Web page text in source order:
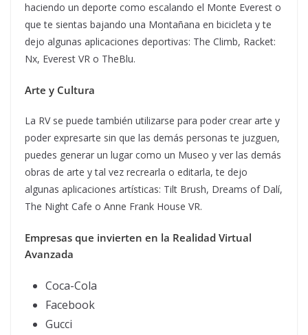
haciendo un deporte como escalando el Monte Everest o
que te sientas bajando una Montañana en bicicleta y te
dejo algunas aplicaciones deportivas: The Climb, Racket:
Nx, Everest VR o TheBlu.
Arte y Cultura
La RV se puede también utilizarse para poder crear arte y
poder expresarte sin que las demás personas te juzguen,
puedes generar un lugar como un Museo y ver las demás
obras de arte y tal vez recrearla o editarla, te dejo
algunas aplicaciones artísticas: Tilt Brush, Dreams of Dalí,
The Night Cafe o Anne Frank House VR.
Empresas que invierten en la Realidad Virtual
Avanzada
Coca-Cola
Facebook
Gucci